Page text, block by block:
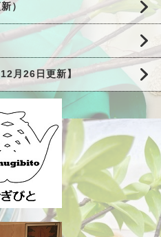
）
月26日更新】